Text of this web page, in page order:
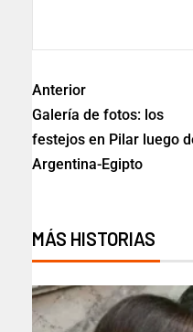
Anterior
Galería de fotos: los
festejos en Pilar luego
Argentina-Egipto
MÁS HISTORIAS